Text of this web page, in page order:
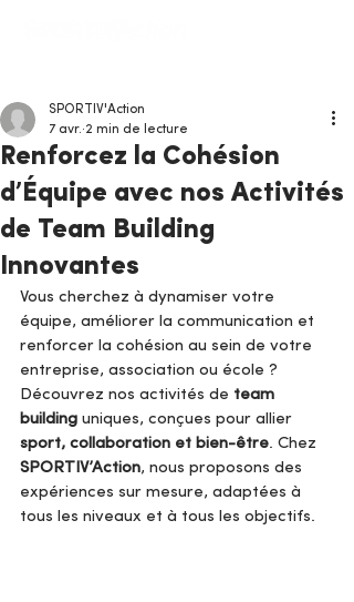
Renforcez la Cohésion
d’Équipe avec nos Activités
de Team Building
Innovantes
SPORTIV'Action
7 avr. 2 min de lecture
Vous cherchez à dynamiser votre
équipe, améliorer la communication et
renforcer la cohésion au sein de votre
entreprise, association ou école ?
Découvrez nos activités de team
building uniques, conçues pour allier
sport, collaboration et bien-être. Chez
SPORTIV’Action, nous proposons des
expériences sur mesure, adaptées à
tous les niveaux et à tous les objectifs.